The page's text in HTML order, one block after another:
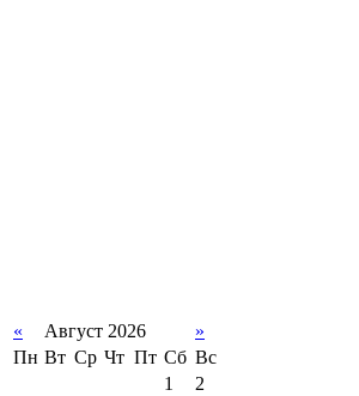
« Август 2026
»
Пн Вт Ср Чт Пт Сб Вс
1
2